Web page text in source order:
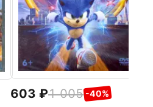
603 1 005 -40%